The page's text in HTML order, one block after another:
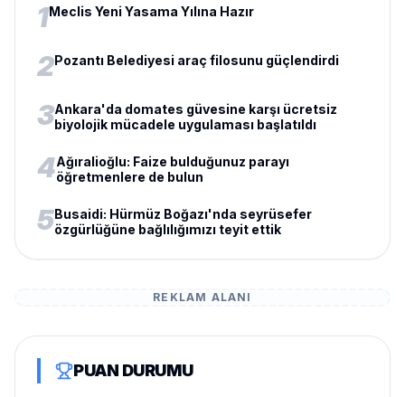
1Meclis Yeni Yasama Yılına Hazır
2Pozantı Belediyesi araç filosunu güçlendirdi
3Ankara'da domates güvesine karşı ücretsiz
biyolojik mücadele uygulaması başlatıldı
4Ağıralioğlu: Faize bulduğunuz parayı
öğretmenlere de bulun
5Busaidi: Hürmüz Boğazı'nda seyrüsefer
özgürlüğüne bağlılığımızı teyit ettik
REKLAM ALANI
PUAN DURUMU